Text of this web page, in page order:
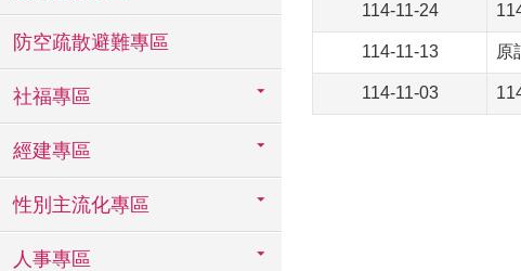
防空疏散避難專區
社福專區
經建專區
性別主流化專區
人事專區
114-11-24
114-11-13 原
114-11-03